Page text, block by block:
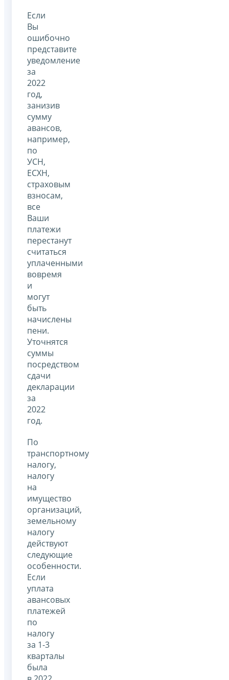
Если
Вы
ошибочно
представите
уведомление
за
2022
год,
занизив
сумму
авансов,
например,
по
УСН,
ЕСХН,
страховым
взносам,
все
Ваши
платежи
перестанут
считаться
уплаченными
вовремя
и
могут
быть
начислены
пени.
Уточнятся
суммы
посредством
сдачи
декларации
за
2022
год.
По
транспортному
налогу,
налогу
на
имущество
организаций,
земельному
налогу
действуют
следующие
особенности.
Если
уплата
авансовых
платежей
по
налогу
за 1-3
кварталы
была